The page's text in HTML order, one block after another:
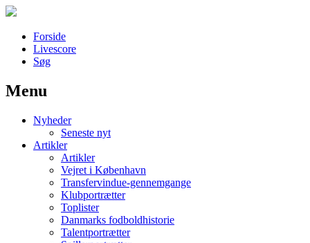
Forside
Livescore
Søg
Наши партнеры
лучшие займы
Menu
Nyheder
Seneste nyt
Artikler
Artikler
Vejret i København
Transfervindue-gennemgange
Klubportrætter
Toplister
Danmarks fodboldhistorie
Talentportrætter